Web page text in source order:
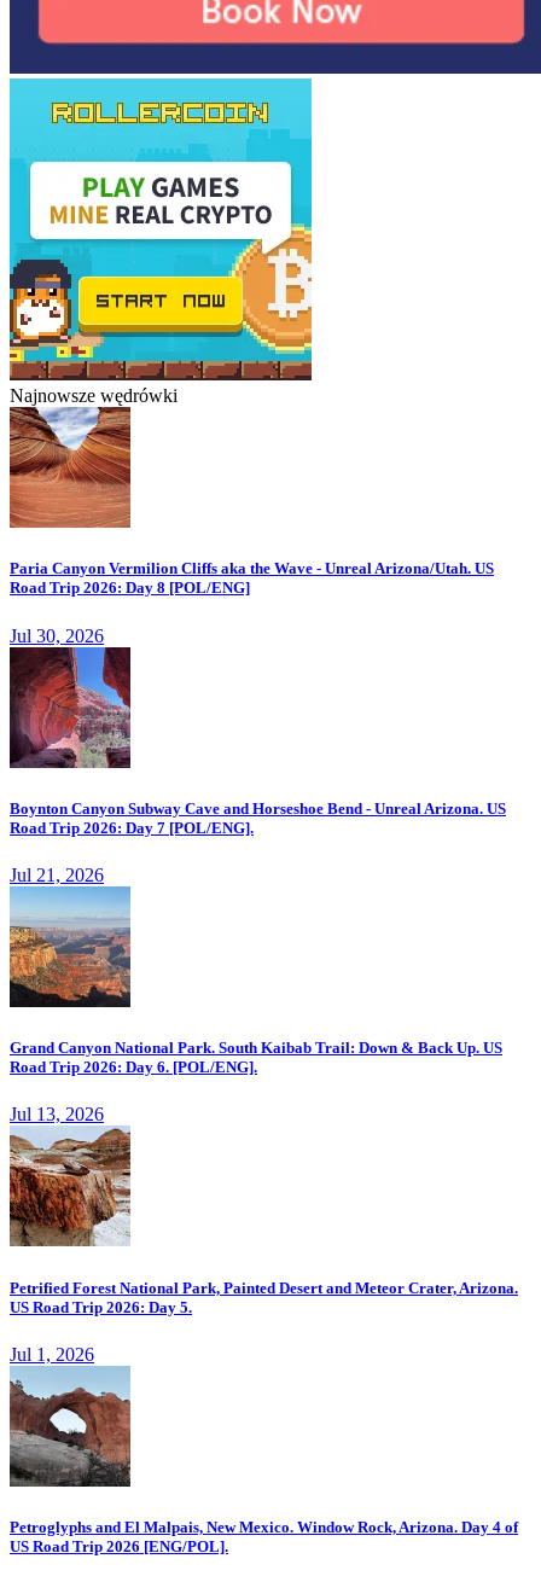
Najnowsze wędrówki
Paria Canyon Vermilion Cliffs aka the Wave - Unreal Arizona/Utah. US
Road Trip 2026: Day 8 [POL/ENG]
Jul 30, 2026
Boynton Canyon Subway Cave and Horseshoe Bend - Unreal Arizona. US
Road Trip 2026: Day 7 [POL/ENG].
Jul 21, 2026
Grand Canyon National Park. South Kaibab Trail: Down & Back Up. US
Road Trip 2026: Day 6. [POL/ENG].
Jul 13, 2026
Petrified Forest National Park, Painted Desert and Meteor Crater, Arizona.
US Road Trip 2026: Day 5.
Jul 1, 2026
Petroglyphs and El Malpais, New Mexico. Window Rock, Arizona. Day 4 of
US Road Trip 2026 [ENG/POL].